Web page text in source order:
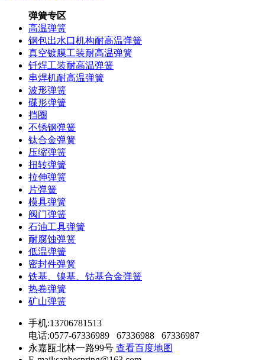
弹簧专区
高温弹簧
钢包出水口机构耐高温弹簧
真空镀膜工装耐高温弹簧
钎焊工装耐高温弹簧
串焊机耐高温弹簧
波形弹簧
碟形弹簧
挡圈
不锈钢弹簧
钛合金弹簧
压缩弹簧
扭转弹簧
拉伸弹簧
片弹簧
模具弹簧
阀门弹簧
石油工具弹簧
耐腐蚀弹簧
低温弹簧
密封件弹簧
铁基、镍基、钴基合金弹簧
热卷弹簧
矿山弹簧
手机:13706781513
电话:0577-67336989 67336988 67336987
永嘉瓯北林一路99号 查看百度地图